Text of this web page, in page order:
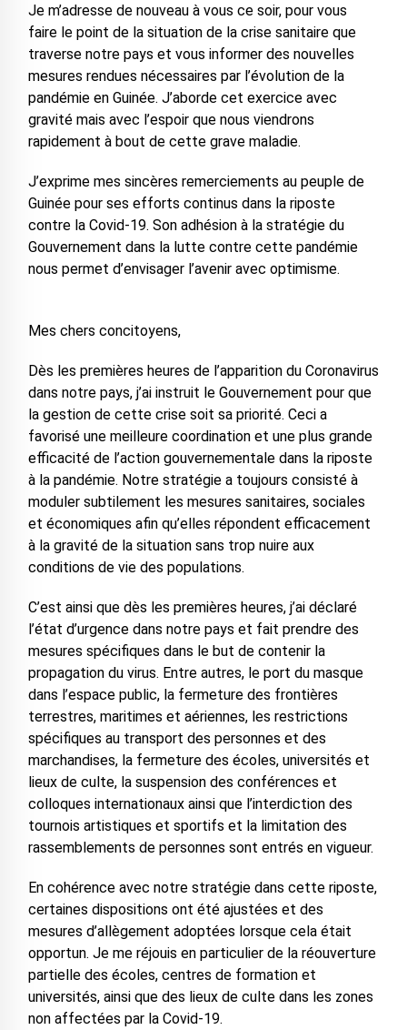
Je m’adresse de nouveau à vous ce soir, pour vous
faire le point de la situation de la crise sanitaire que
traverse notre pays et vous informer des nouvelles
mesures rendues nécessaires par l’évolution de la
pandémie en Guinée. J’aborde cet exercice avec
gravité mais avec l’espoir que nous viendrons
rapidement à bout de cette grave maladie.
J’exprime mes sincères remerciements au peuple de
Guinée pour ses efforts continus dans la riposte
contre la Covid-19. Son adhésion à la stratégie du
Gouvernement dans la lutte contre cette pandémie
nous permet d’envisager l’avenir avec optimisme.
Mes chers concitoyens,
Dès les premières heures de l’apparition du Coronavirus
dans notre pays, j’ai instruit le Gouvernement pour que
la gestion de cette crise soit sa priorité. Ceci a
favorisé une meilleure coordination et une plus grande
efficacité de l’action gouvernementale dans la riposte
à la pandémie. Notre stratégie a toujours consisté à
moduler subtilement les mesures sanitaires, sociales
et économiques afin qu’elles répondent efficacement
à la gravité de la situation sans trop nuire aux
conditions de vie des populations.
C’est ainsi que dès les premières heures, j’ai déclaré
l’état d’urgence dans notre pays et fait prendre des
mesures spécifiques dans le but de contenir la
propagation du virus. Entre autres, le port du masque
dans l’espace public, la fermeture des frontières
terrestres, maritimes et aériennes, les restrictions
spécifiques au transport des personnes et des
marchandises, la fermeture des écoles, universités et
lieux de culte, la suspension des conférences et
colloques internationaux ainsi que l’interdiction des
tournois artistiques et sportifs et la limitation des
rassemblements de personnes sont entrés en vigueur.
En cohérence avec notre stratégie dans cette riposte,
certaines dispositions ont été ajustées et des
mesures d’allègement adoptées lorsque cela était
opportun. Je me réjouis en particulier de la réouverture
partielle des écoles, centres de formation et
universités, ainsi que des lieux de culte dans les zones
non affectées par la Covid-19.